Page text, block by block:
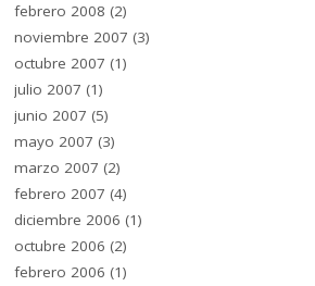
febrero 2008 (2)
noviembre 2007 (3)
octubre 2007 (1)
julio 2007 (1)
junio 2007 (5)
mayo 2007 (3)
marzo 2007 (2)
febrero 2007 (4)
diciembre 2006 (1)
octubre 2006 (2)
febrero 2006 (1)